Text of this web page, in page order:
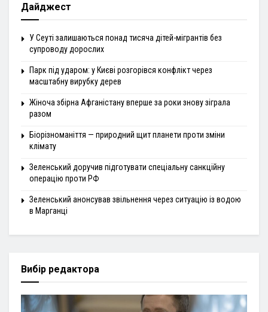
Дайджест
У Сеуті залишаються понад тисяча дітей-мігрантів без
супроводу дорослих
Парк під ударом: у Києві розгорівся конфлікт через
масштабну вирубку дерев
Жіноча збірна Афганістану вперше за роки знову зіграла
разом
Біорізноманіття — природний щит планети проти зміни
клімату
Зеленський доручив підготувати спеціальну санкційну
операцію проти РФ
Зеленський анонсував звільнення через ситуацію із водою
в Марганці
Вибір редактора